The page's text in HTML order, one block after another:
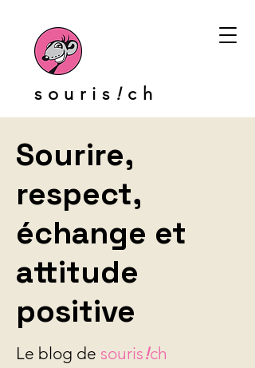
souris ! ch
Sourire,
respect,
échange et
attitude
positive
Le blog de souris!ch